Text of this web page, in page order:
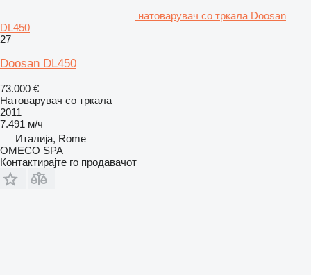
натоварувач со тркала Doosan
DL450
27
Doosan DL450
73.000 €
Натоварувач со тркала
2011
7.491 м/ч
Италија, Rome
OMECO SPA
Контактирајте го продавачот